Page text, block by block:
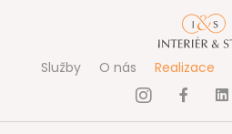
Služby O nás Realizace